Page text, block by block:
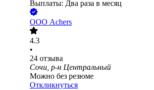
Выплаты: Два раза в месяц
ООО Achers
4.3
•
24 отзыва
Сочи, р-н Центральный
Можно без резюме
Откликнуться